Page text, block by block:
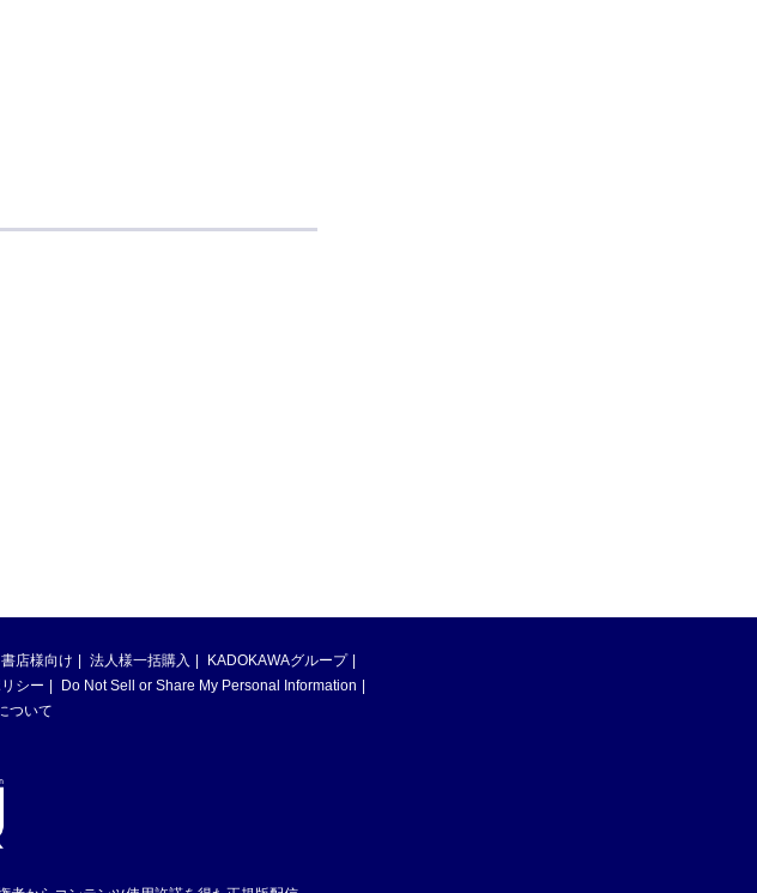
書店様向け 法人様一括購入
KADOKAWAグループ
シー
Do Not Sell or Share My Personal Information
ついて